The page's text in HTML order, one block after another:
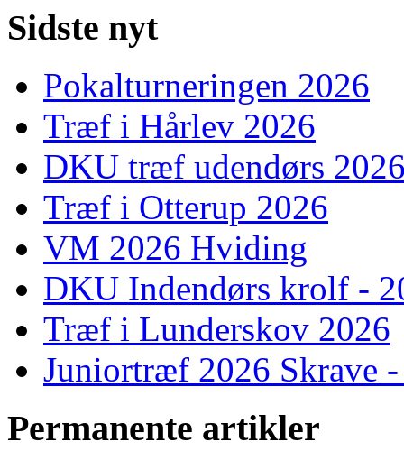
Sidste nyt
Pokalturneringen 2026
Træf i Hårlev 2026
DKU træf udendørs
Træf i Otterup 2026
VM 2026 Hviding
DKU Indendørs krolf -
Træf i Lunderskov 2026
Juniortræf 2026 Skrave
Permanente artikler